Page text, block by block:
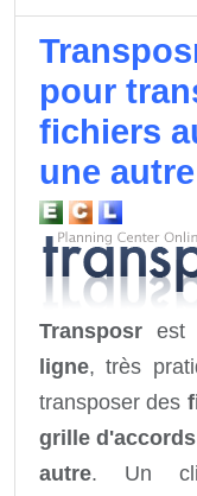
pour
fichiers
une
Transposr est
ligne, très
transposer des
grille
autre. Un